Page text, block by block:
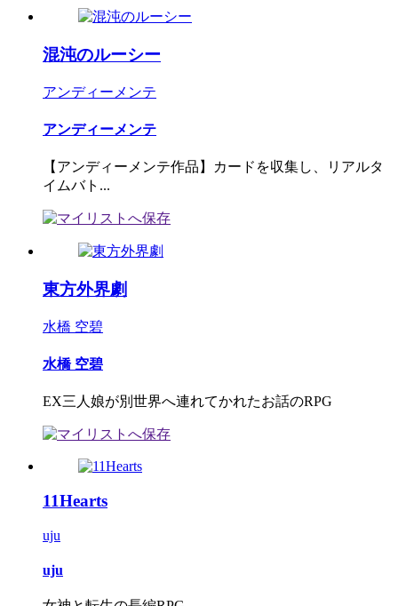
混沌のルーシー
アンディーメンテ
アンディーメンテ
【アンディーメンテ作品】カードを収集し、リアルタ
イムバト...
東方外界劇
水橋 空碧
水橋 空碧
EX三人娘が別世界へ連れてかれたお話のRPG
11Hearts
uju
uju